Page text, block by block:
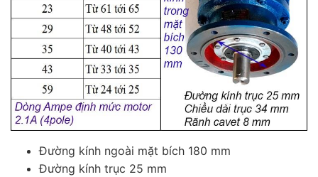
Đường kính ngoài mặt bích 180 mm
Đường kính trục 25 mm